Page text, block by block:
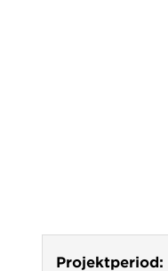
Projektperiod: